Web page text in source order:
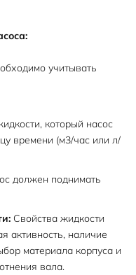
учитывать
который насос
времени (м3/час или л/
должен поднимать
Свойства жидкости
активность, наличие
материала корпуса и
вала.